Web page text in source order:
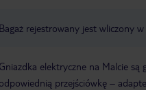
Bagaż rejestrowany jest wliczony w
Gniazdka elektryczne na Malcie
odpowiednią przejściówkę –